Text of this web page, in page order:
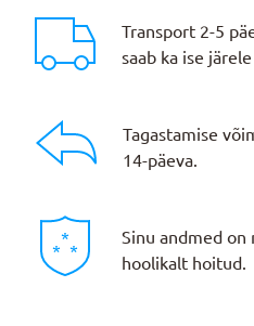
Transport 2-5
saab ka ise
Tagastamise
14-päeva.
Sinu andmed on
hoolikalt hoitud.